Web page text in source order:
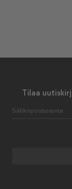
Tilaa
Sähköpostiosoite